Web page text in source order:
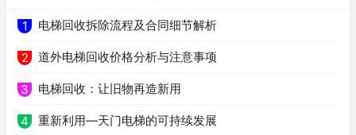
1 电梯回收拆除流程及合同细节解析
2 道外电梯回收价格分析与注意事项
3 电梯回收：让旧物再造新用
4 重新利用—天门电梯的可持续发展